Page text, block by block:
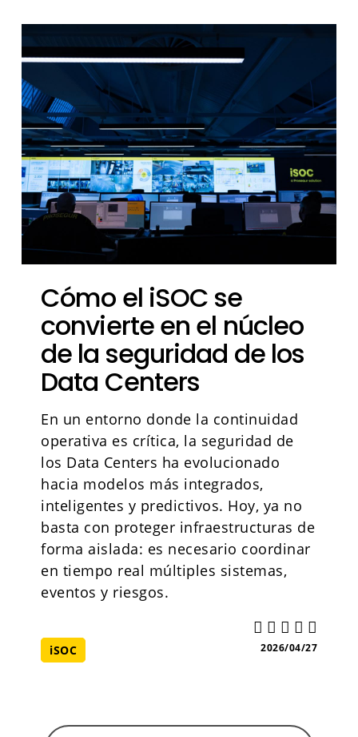
Cómo el iSOC se
convierte en el núcleo
de la seguridad de los
Data Centers
En un entorno donde la continuidad
operativa es crítica, la seguridad de
los Data Centers ha evolucionado
hacia modelos más integrados,
inteligentes y predictivos. Hoy, ya no
basta con proteger infraestructuras de
forma aislada: es necesario coordinar
en tiempo real múltiples sistemas,
eventos y riesgos.
iSOC 2026/04/27